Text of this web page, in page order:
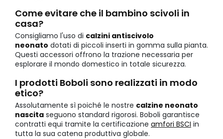
Come evitare che il bambino scivoli in
casa?
Consigliamo l'uso di calzini antiscivolo
neonato dotati di piccoli inserti in gomma sulla pianta.
Questi accessori offrono la trazione necessaria per
esplorare il mondo domestico in totale sicurezza.
I prodotti Boboli sono realizzati in modo
etico?
Assolutamente sì poiché le nostre calzine neonato
nascita seguono standard rigorosi. Boboli garantisce
contratti equi tramite la certificazione amfori BSCI in
tutta la sua catena produttiva globale.